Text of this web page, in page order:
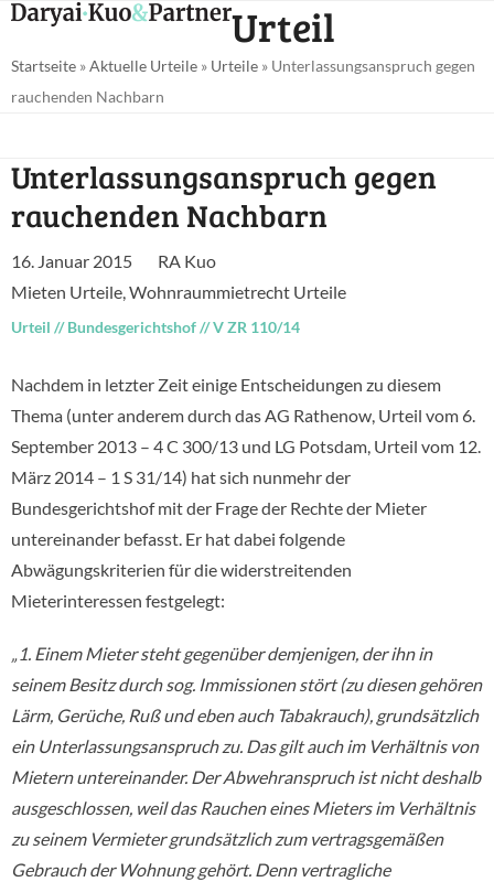
Skip
content
Open
menu
Close
menu
Urteil
Startseite »Aktuelle Urteile » Urteile » Unterlassungsanspruch gegen
rauchenden Nachbarn
Unterlassungsanspruch gegen
rauchenden Nachbarn
16. Januar 2015
RA Kuo
Mieten Urteile,Wohnraummietrecht Urteile
Urteil //Bundesgerichtshof//V ZR 110/14
Nachdem in letzter Zeit einige Entscheidungen zu diesem
Thema (unter anderem durch das AG Rathenow, Urteil vom 6.
September 2013 – 4 C 300/13 und LG Potsdam, Urteil vom 12.
März 2014 – 1 S 31/14) hat sich nunmehr der
Bundesgerichtshof mit der Frage der Rechte der Mieter
untereinander befasst. Er hat dabei folgende
Abwägungskriterien für die widerstreitenden
Mieterinteressen festgelegt:
„1. Einem Mieter steht gegenüber demjenigen, der ihn in
seinem Besitz durch sog. Immissionen stört (zu diesen gehören
Lärm, Gerüche, Ruß und eben auch Tabakrauch), grundsätzlich
ein Unterlassungsanspruch zu. Das gilt auch im Verhältnis von
Mietern untereinander. Der Abwehranspruch ist nicht deshalb
ausgeschlossen, weil das Rauchen eines Mieters im Verhältnis
zu seinem Vermieter grundsätzlich zum vertragsgemäßen
Gebrauch der Wohnung gehört. Denn vertragliche